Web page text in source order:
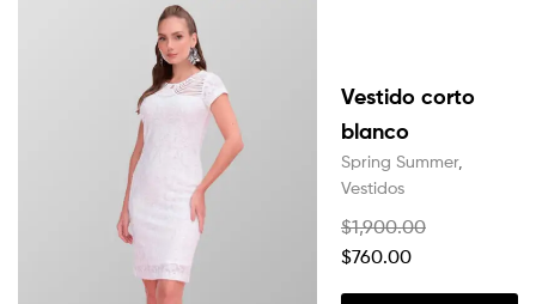
Vestido corto
blanco
Spring Summer,
Vestidos
$1,900.00
$760.00